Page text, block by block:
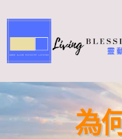
to
content
關於我們 為